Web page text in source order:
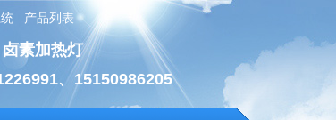
产品列表
素加热灯
、15150986205